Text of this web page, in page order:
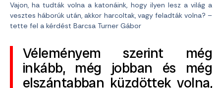
Vajon, ha tudták volna a katonáink, hogy ilyen lesz a világ a
vesztes háborúk után, akkor harcoltak, vagy feladták volna? –
tette fel a kérdést Barcsa Turner Gábor
Véleményem szerint még
inkább, még jobban és még
elszántabban küzdöttek volna,